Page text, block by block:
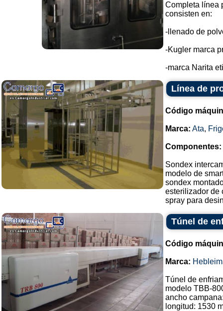
Completa línea
consisten en:
-llenado de
-Kugler marca
-marca Narita
Línea de
Código
Marca: Ata,
Componentes:
Sondex
modelo de
sondex
esterilizador de
spray para
Túnel de
Código
Marca:
Túnel de
modelo TBB-
ancho
longitud: 1530